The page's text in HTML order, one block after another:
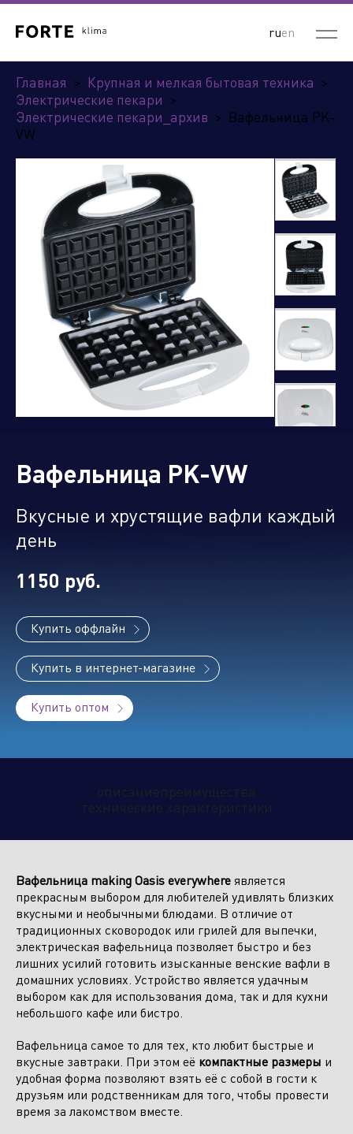
ruen
Управляющая компания
компании
биметаллические и стальные
панельные радиаторы
Оборудование для отопления и
Климатическое оборудование
кластер
активы
Главная > Крупная и мелкая бытовая техника >
Электрические пекари >
Электрические пекари_архив > Вафельница PK-
VW
Вафельница PK-VW
Вкусные и хрустящие вафли каждый
день
1150 руб.
Купить оффлайн
Купить в интернет-магазине
Купить оптом
описание
преимущества
технические характеристики
Вафельница making Oasis everywhereявляется
прекрасным выбором для любителей удивлять близких
вкусными и необычными блюдами. В отличие от
традиционных сковородок или грилей для выпечки,
электрическая вафельница позволяет быстро и без
лишних усилий готовить изысканные венские вафли в
домашних условиях. Устройство является удачным
выбором как для использования дома, так и для кухни
небольшого кафе или бистро.
Вафельница самое то для тех, кто любит быстрые и
вкусные завтраки. При этом её компактные размеры и
удобная форма позволяют взять её с собой в гости к
друзьям или родственникам для того, чтобы провести
время за лакомством вместе.